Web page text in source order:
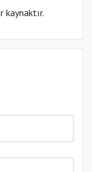
kaynaktır.